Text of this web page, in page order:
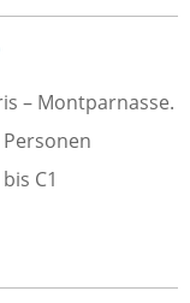
– Montparnasse.
C1